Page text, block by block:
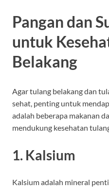
Pangan dan
untuk
Belakang
Agar tulang belakang dan
sehat, penting untuk
adalah beberapa makanan
mendukung kesehatan
1. Kalsium
Kalsium adalah mineral